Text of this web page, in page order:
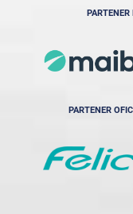
PARTENER
PARTENER